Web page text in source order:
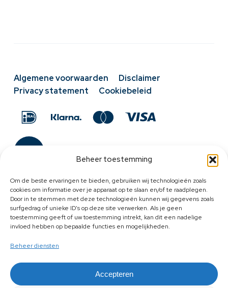
Beheer toestemming
Om de beste ervaringen te bieden, gebruiken wij technologieën zoals
cookies om informatie over je apparaat op te slaan en/of te raadplegen.
Door in te stemmen met deze technologieën kunnen wij gegevens zoals
surfgedrag of unieke ID's op deze site verwerken. Als je geen
toestemming geeft of uw toestemming intrekt, kan dit een nadelige
invloed hebben op bepaalde functies en mogelijkheden.
Beheer diensten
Accepteren
Algemene voorwaarden
Disclaimer
Privacy statement
Cookiebeleid